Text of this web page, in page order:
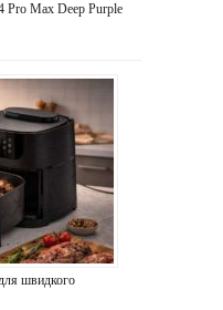
Pro Max Deep Purple
швидкого